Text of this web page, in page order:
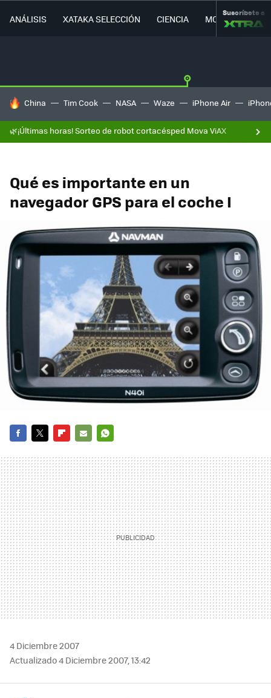
ANÁLISIS XATAKA SELECCIÓN CIENCIA MOVILIDAD
Suscríbete a
HOY SE HABLA DE
China Tim Cook NASA Waze iPhone Air
🌿¡Últimas horas! Sorteo de robot cortacésped Mova ViAX
Qué es importante en un
navegador GPS para el coche I
MAIL
4 Diciembre 2007
Actualizado 4 Diciembre 2007, 13:42